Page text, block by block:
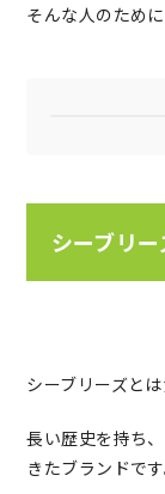
そんな人のため
シーブリー
シーブリーズと
長い歴史を持ち
きたブランドです